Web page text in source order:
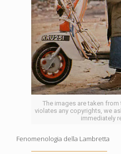
The images are taken
violates any copyrights, we
immediately
Fenomenologia della Lambretta